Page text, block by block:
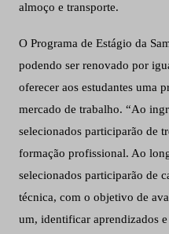
almoço e transporte.
O Programa de Estágio da
podendo ser renovado por
oferecer aos estudantes uma
mercado de trabalho. “Ao
selecionados participarão de
formação profissional. Ao
selecionados participarão de
técnica, com o objetivo de
um, identificar aprendizados